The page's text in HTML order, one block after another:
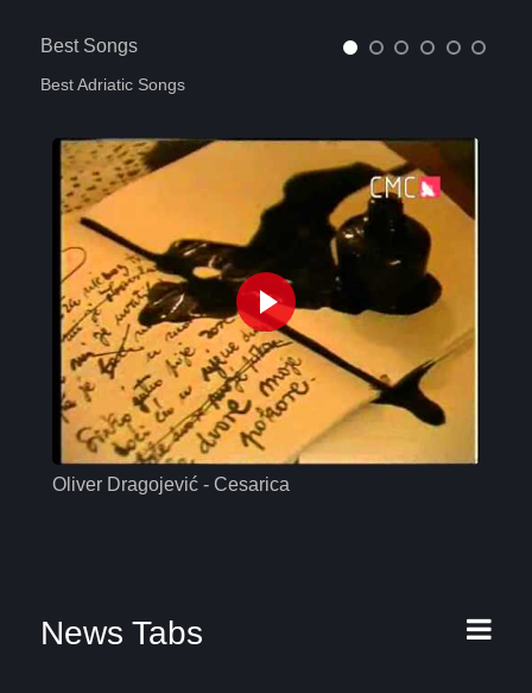
Best Songs
Best Adriatic Songs
Oliver Dragojević - Cesarica
News Tabs